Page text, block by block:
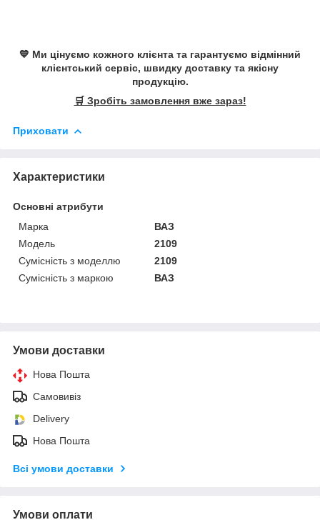
💙 Ми цінуємо кожного клієнта та гарантуємо відмінний
клієнтський сервіс, швидку доставку та якісну
продукцію.
🛒 Зробіть замовлення вже зараз!
Приховати
Характеристики
Основні атрибути
Марка
ВАЗ
Модель
2109
Сумісність з моделлю
2109
Сумісність з маркою
ВАЗ
Умови доставки
Нова Пошта
Самовивіз
Delivery
Нова Пошта
Всі умови доставки
Умови оплати